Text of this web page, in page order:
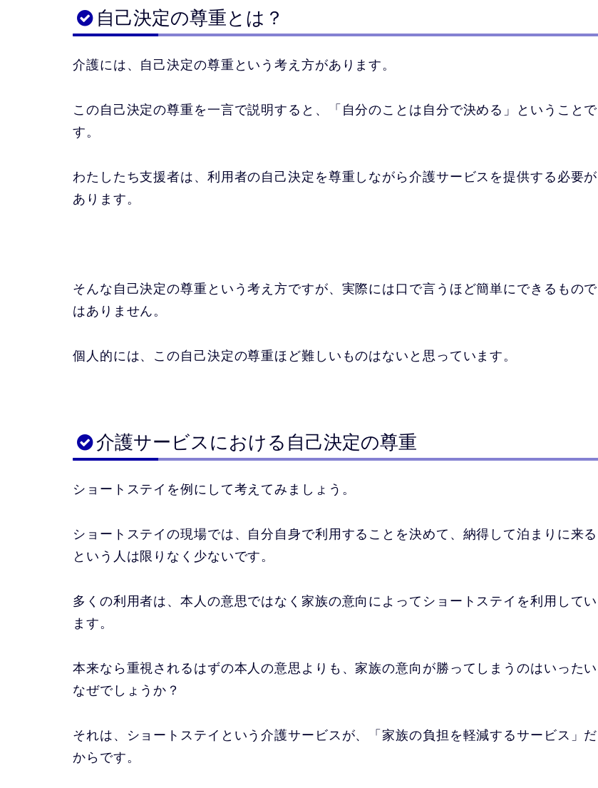
自己決定の尊重とは？
介護には、自己決定の尊重という考え方があります。
この自己決定の尊重を一言で説明すると、「自分のことは自分で決める」ということで
す。
わたしたち支援者は、利用者の自己決定を尊重しながら介護サービスを提供する必要が
あります。
そんな自己決定の尊重という考え方ですが、実際には口で言うほど簡単にできるもので
はありません。
個人的には、この自己決定の尊重ほど難しいものはないと思っています。
介護サービスにおける自己決定の尊重
ショートステイを例にして考えてみましょう。
ショートステイの現場では、自分自身で利用することを決めて、納得して泊まりに来る
という人は限りなく少ないです。
多くの利用者は、本人の意思ではなく家族の意向によってショートステイを利用してい
ます。
本来なら重視されるはずの本人の意思よりも、家族の意向が勝ってしまうのはいったい
なぜでしょうか？
それは、ショートステイという介護サービスが、「家族の負担を軽減するサービス」だ
からです。